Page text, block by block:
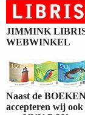
JIMMINK
WEBWINKEL
Naast de
accepteren wij ook